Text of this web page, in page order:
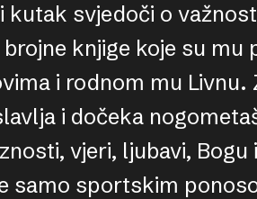
svjedoči o
knjige koje su mu
i rodnom mu Livnu.
i dočeka
vjeri, ljubavi, Bogu
samo sportskim